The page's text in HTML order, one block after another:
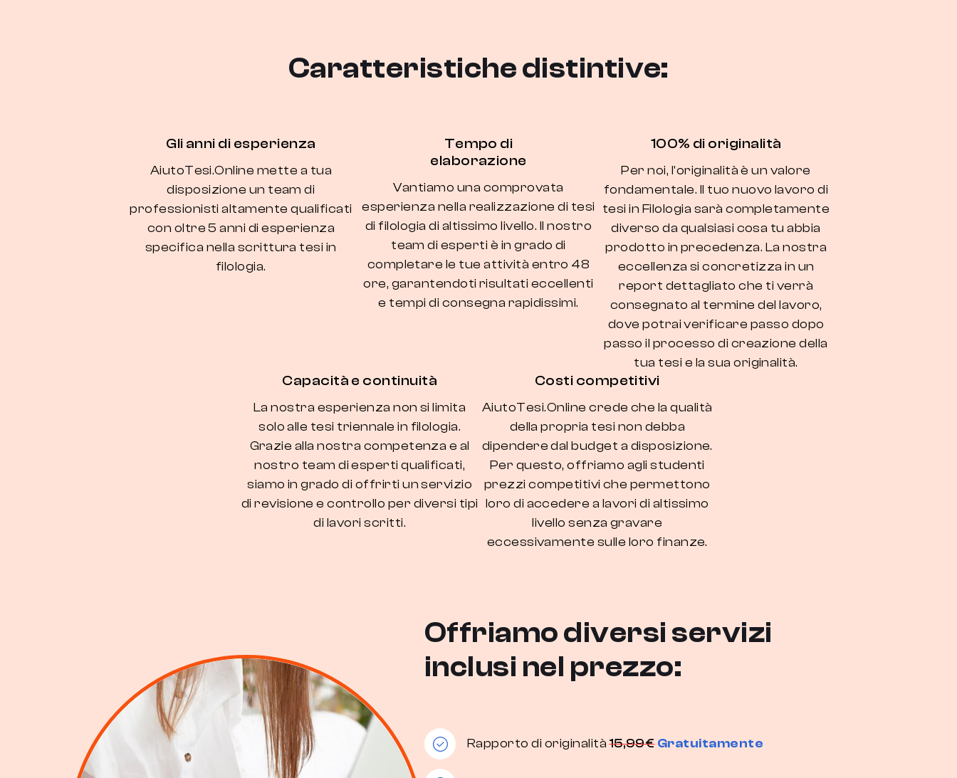
Caratteristiche distintive:
Gli anni di esperienza
AiutoTesi.Online mette a tua
disposizione un team di
professionisti altamente qualificati
con oltre 5 anni di esperienza
specifica nella scrittura tesi in
filologia.
Tempo di
elaborazione
Vantiamo una comprovata
esperienza nella realizzazione di tesi
di filologia di altissimo livello. Il nostro
team di esperti è in grado di
completare le tue attività entro 48
ore, garantendoti risultati eccellenti
e tempi di consegna rapidissimi.
100% di originalità
Per noi, l'originalità è un valore
fondamentale. Il tuo nuovo lavoro di
tesi in Filologia sarà completamente
diverso da qualsiasi cosa tu abbia
prodotto in precedenza. La nostra
eccellenza si concretizza in un
report dettagliato che ti verrà
consegnato al termine del lavoro,
dove potrai verificare passo dopo
passo il processo di creazione della
tua tesi e la sua originalità.
Capacità e continuità
La nostra esperienza non si limita
solo alle tesi triennale in filologia.
Grazie alla nostra competenza e al
nostro team di esperti qualificati,
siamo in grado di offrirti un servizio
di revisione e controllo per diversi tipi
di lavori scritti.
Costi competitivi
AiutoTesi.Online crede che la qualità
della propria tesi non debba
dipendere dal budget a disposizione.
Per questo, offriamo agli studenti
prezzi competitivi che permettono
loro di accedere a lavori di altissimo
livello senza gravare
eccessivamente sulle loro finanze.
Offriamo diversi servizi
inclusi nel prezzo:
Rapporto di originalità15,99€ Gratuitamente